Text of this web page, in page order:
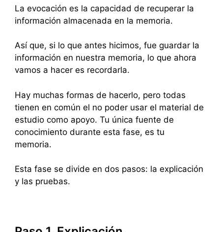
La evocación es la capacidad de recuperar la
información almacenada en la memoria.
Así que, si lo que antes hicimos, fue guardar la
información en nuestra memoria, lo que ahora
vamos a hacer es recordarla.
Hay muchas formas de hacerlo, pero todas
tienen en común el no poder usar el material de
estudio como apoyo. Tu única fuente de
conocimiento durante esta fase, es tu
memoria.
Esta fase se divide en dos pasos: la explicación
y las pruebas.